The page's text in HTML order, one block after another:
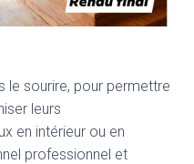
le sourire, pour permettre
leurs
en intérieur ou en
professionnel et